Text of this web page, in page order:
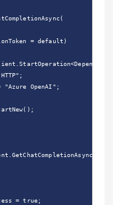
= default)
"Azure OpenAI";
= true;